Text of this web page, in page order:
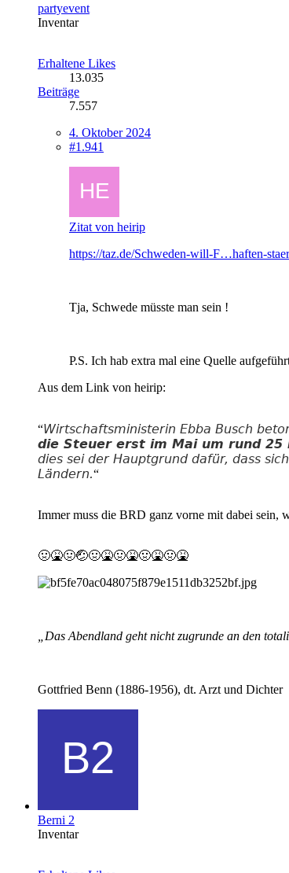
partyevent
Inventar
Erhaltene Likes
13.035
Beiträge
7.557
4. Oktober 2024
#1.941
Zitat von heirip
https://taz.de/Schweden-will-F…haften-
Tja, Schwede müsste man sein !
P.S. Ich hab extra mal eine Quelle
Aus dem Link von heirip:
“Wirtschaftsministerin Ebba Busch
die Steuer erst im Mai um rund 25
dies sei der Hauptgrund dafür, dass
Ländern.“
Immer muss die BRD ganz vorne mit dabei sein,
🤢🤮🤢🤕🤢🤮🤢🤮🤢🤮🤢🤮
„Das Abendland geht nicht zugrunde an den
Gottfried Benn (1886-1956), dt. Arzt und Dichter
Berni 2
Inventar